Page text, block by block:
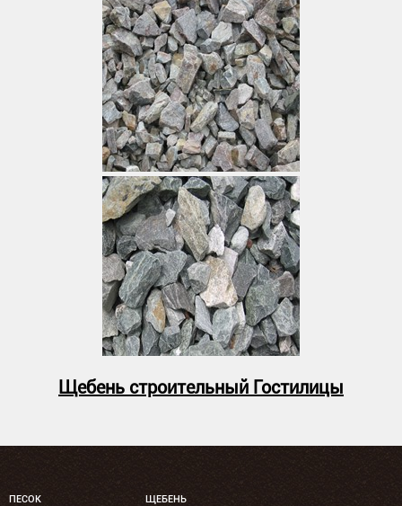
Щебень строительный Гостилицы
ПЕСОК
ЩЕБЕНЬ